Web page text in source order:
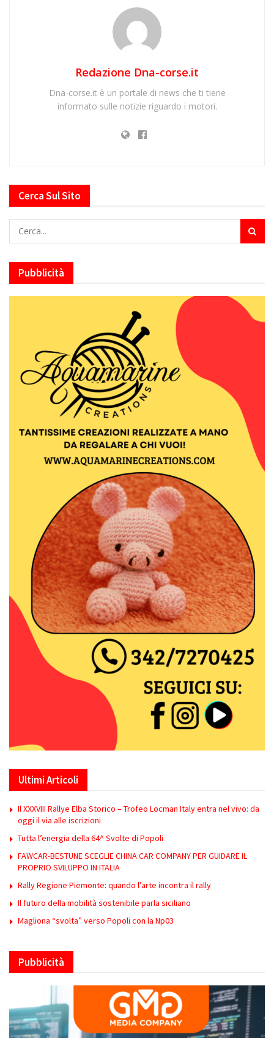
Redazione Dna-corse.it
Dna-corse.it è un portale di news che ti tiene
informato sulle notizie riguardo i motori.
Cerca Sul Sito
Pubblicità
Ultimi Articoli
Il XXXVIII Rallye Elba Storico – Trofeo Locman Italy entra nel vivo: da
oggi il via alle iscrizioni
Tutta l’energia della 64^ Svolte di Popoli
FAWCAR-BESTUNE SCEGLIE CHINA CAR COMPANY PER GUIDARE IL
PROPRIO SVILUPPO IN ITALIA
Rally Regione Piemonte: quando l’arte incontra il rally
Il futuro della mobilità sostenibile parla siciliano
Magliona “svolta” verso Popoli con la Np03
Pubblicità